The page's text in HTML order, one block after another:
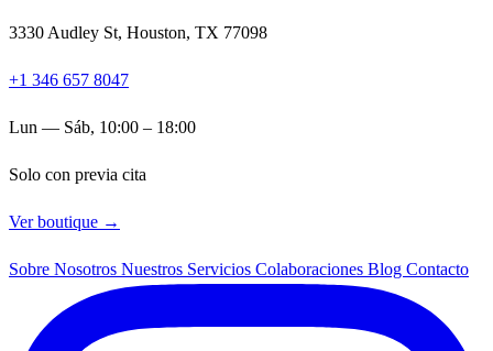
3330 Audley St, Houston, TX 77098
+1 346 657 8047
Lun — Sáb, 10:00 – 18:00
Solo con previa cita
Ver boutique →
Sobre Nosotros Nuestros Servicios Colaboraciones Blog Contacto